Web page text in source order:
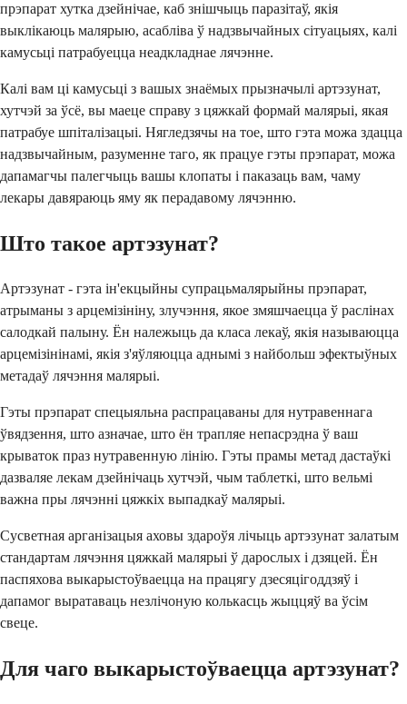
прэпарат хутка дзейнічае, каб знішчыць паразітаў, якія
выклікаюць малярыю, асабліва ў надзвычайных сітуацыях, калі
камусьці патрабуецца неадкладнае лячэнне.
Калі вам ці камусьці з вашых знаёмых прызначылі артэзунат,
хутчэй за ўсё, вы маеце справу з цяжкай формай малярыі, якая
патрабуе шпіталізацыі. Нягледзячы на тое, што гэта можа здацца
надзвычайным, разуменне таго, як працуе гэты прэпарат, можа
дапамагчы палегчыць вашы клопаты і паказаць вам, чаму
лекары давяраюць яму як перадавому лячэнню.
Што такое артэзунат?
Артэзунат - гэта ін'екцыйны супрацьмалярыйны прэпарат,
атрыманы з арцемізініну, злучэння, якое змяшчаецца ў раслінах
салодкай палыну. Ён належыць да класа лекаў, якія называюцца
арцемізінінамі, якія з'яўляюцца аднымі з найбольш эфектыўных
метадаў лячэння малярыі.
Гэты прэпарат спецыяльна распрацаваны для нутравеннага
ўвядзення, што азначае, што ён трапляе непасрэдна ў ваш
крываток праз нутравенную лінію. Гэты прамы метад дастаўкі
дазваляе лекам дзейнічаць хутчэй, чым таблеткі, што вельмі
важна пры лячэнні цяжкіх выпадкаў малярыі.
Сусветная арганізацыя аховы здароўя лічыць артэзунат залатым
стандартам лячэння цяжкай малярыі ў дарослых і дзяцей. Ён
паспяхова выкарыстоўваецца на працягу дзесяцігоддзяў і
дапамог выратаваць незлічоную колькасць жыццяў ва ўсім
свеце.
Для чаго выкарыстоўваецца артэзунат?